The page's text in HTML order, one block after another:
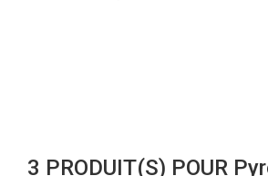
3 PRODUIT(S) POUR